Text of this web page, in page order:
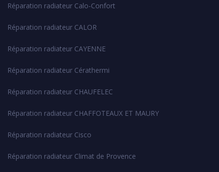
Réparation radiateur Calo-Confort
Réparation radiateur CALOR
Réparation radiateur CAYENNE
Réparation radiateur Cérathermi
Réparation radiateur CHAUFELEC
Réparation radiateur CHAFFOTEAUX ET MAURY
Réparation radiateur Cisco
Réparation radiateur Climat de Provence